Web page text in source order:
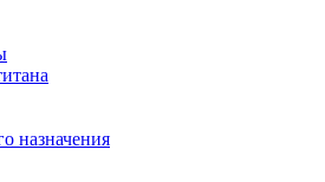
назначения